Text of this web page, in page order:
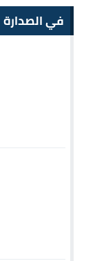
في الصدارة